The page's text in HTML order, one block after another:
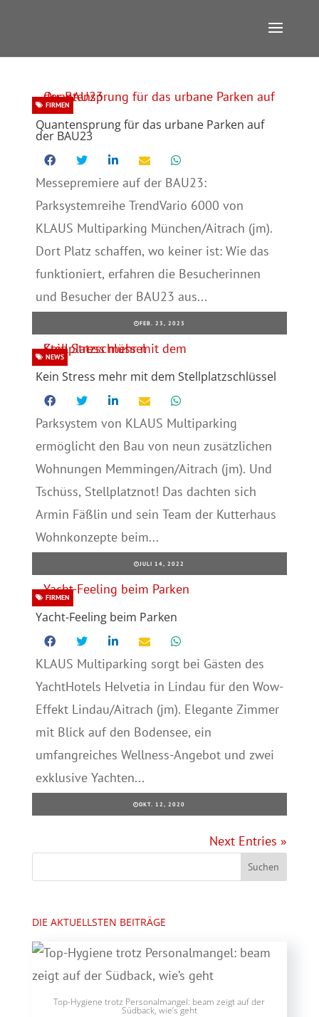
Quantensprung für das urbane Parken auf
der BAU23
FIRMEN
Messepremiere auf der BAU23:
Parksystemreihe TrendVario 6000 von
KLAUS Multiparking München/Aitrach (jm).
Dort Platz schaffen, wo keiner ist: Wie das
funktioniert, erfahren die Besucherinnen
und Besucher der BAU23 aus...
FEB. 23, 2023
Kein Stress mehr mit dem Stellplatzschlüssel
NEWS
Parksystem von KLAUS Multiparking
ermöglicht den Bau von neun zusätzlichen
Wohnungen Memmingen/Aitrach (jm). Und
Tschüss, Stellplatznot! Das dachten sich
Armin Fäßlin und sein Team der Kutterhaus
Wohnkonzepte beim...
JULI 14, 2022
Yacht-Feeling beim Parken
FIRMEN
KLAUS Multiparking sorgt bei Gästen des
YachtHotels Helvetia in Lindau für den Wow-
Effekt Lindau/Aitrach (jm). Elegante Zimmer
mit Blick auf den Bodensee, ein
umfangreiches Wellness-Angebot und zwei
exklusive Yachten...
OKT. 12, 2020
Next Entries »
DIE AKTUELLSTEN BEITRÄGE
Top-Hygiene trotz Personalmangel: beam zeigt auf der
Südback, wie’s geht